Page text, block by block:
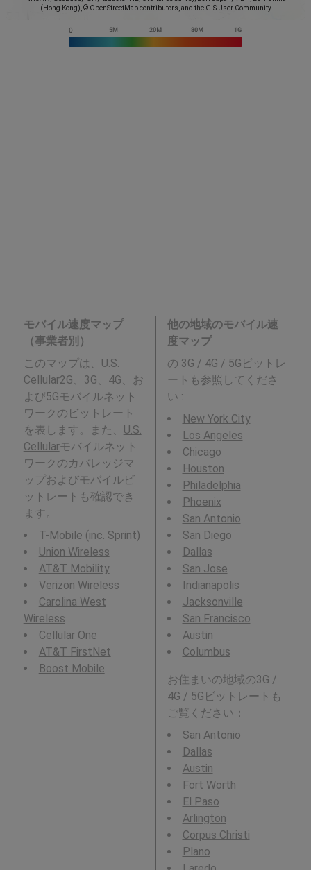
(Hong Kong), © OpenStreetMap contributors, and the GIS User Community
モバイル速度マップ
（事業者別）
このマップは、U.S.
Cellular2G、3G、4G、お
よび5Gモバイルネット
ワークのビットレート
を表します。また、 U.S.
Cellularモバイルネット
ワークのカバレッジマ
ップおよびモバイルビ
ットレートも確認でき
ます。
T-Mobile (inc. Sprint)
Union Wireless
AT&T Mobility
Verizon Wireless
Carolina West
Wireless
Cellular One
AT&T FirstNet
Boost Mobile
他の地域のモバイル速
度マップ
の 3G / 4G / 5Gビットレ
ートも参照してくださ
い :
New York City
Los Angeles
Chicago
Houston
Philadelphia
Phoenix
San Antonio
San Diego
Dallas
San Jose
Indianapolis
Jacksonville
San Francisco
Austin
Columbus
お住まいの地域の3G /
4G / 5Gビットレートも
ご覧ください：
San Antonio
Dallas
Austin
Fort Worth
El Paso
Arlington
Corpus Christi
Plano